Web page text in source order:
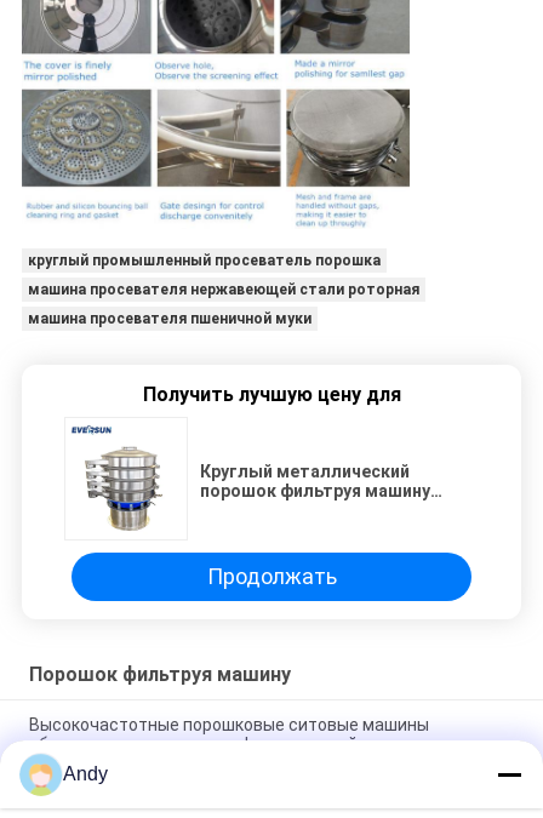
круглый промышленный просеватель порошка
машина просевателя нержавеющей стали роторная
машина просевателя пшеничной муки
Получить лучшую цену для
Круглый металлический
порошок фильтруя машину
Продолжать
Порошок фильтруя машину
Высокочастотные порошковые ситовые машины
оборудование для классификации с нейлоновым экраном
Машины для сепарации порошка высокой мощности с 1-5
слоями
Andy